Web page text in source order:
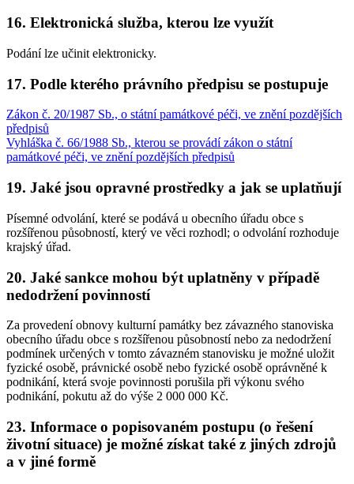
16. Elektronická služba, kterou lze využít
Podání lze učinit elektronicky.
17. Podle kterého právního předpisu se postupuje
Zákon č. 20/1987 Sb., o státní památkové péči, ve znění pozdějších
předpisů
Vyhláška č. 66/1988 Sb., kterou se provádí zákon o státní
památkové péči, ve znění pozdějších předpisů
19. Jaké jsou opravné prostředky a jak se uplatňují
Písemné odvolání, které se podává u obecního úřadu obce s
rozšířenou působností, který ve věci rozhodl; o odvolání rozhoduje
krajský úřad.
20. Jaké sankce mohou být uplatněny v případě
nedodržení povinností
Za provedení obnovy kulturní památky bez závazného stanoviska
obecního úřadu obce s rozšířenou působností nebo za nedodržení
podmínek určených v tomto závazném stanovisku je možné uložit
fyzické osobě, právnické osobě nebo fyzické osobě oprávněné k
podnikání, která svoje povinnosti porušila při výkonu svého
podnikání, pokutu až do výše 2 000 000 Kč.
23. Informace o popisovaném postupu (o řešení
životní situace) je možné získat také z jiných zdrojů
a v jiné formě